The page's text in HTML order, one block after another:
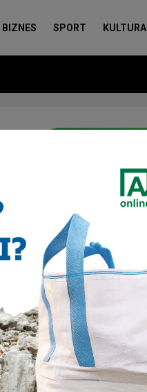
BIZNES SPORT KULTURA
europosła